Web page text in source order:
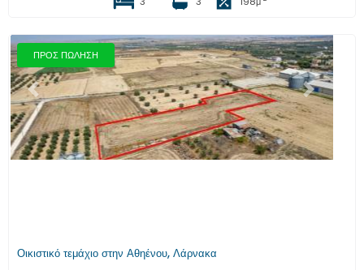
ΠΡΟΣ ΠΩΛΗΣΗ
Προηγούμενο Επόμενο
Οικιστικό τεμάχιο στην Αθηένου, Λάρνακα